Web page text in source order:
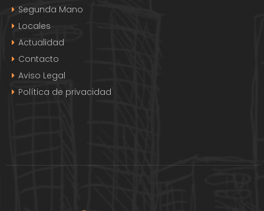
Segunda Mano
Locales
Actualidad
Contacto
Aviso Legal
Política de privacidad